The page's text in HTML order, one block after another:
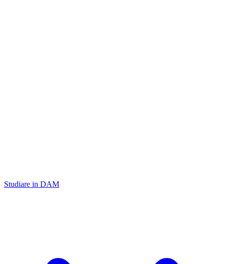
Studiare in DAM